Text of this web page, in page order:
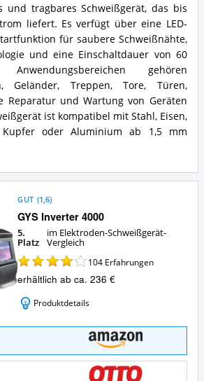
und tragbares Schweißgerät, das bis
liefert. Es verfügt über eine LED-
für saubere Schweißnähte,
und eine Einschaltdauer von 60
gehören
Geländer, Treppen, Tore, Türen,
Reparatur und Wartung von Geräten
ist kompatibel mit Stahl, Eisen,
Kupfer oder Aluminium ab 1,5 mm
GYS Inverter 4000
GUT (1,6)
5.
Platz
im Elektroden-Schweißgerät-
Vergleich
104 Erfahrungen
erhältlich ab ca. 236 €
Produktdetails